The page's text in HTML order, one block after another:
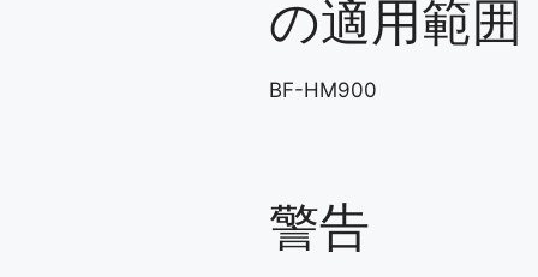
の適用範囲
BF-HM900
警告